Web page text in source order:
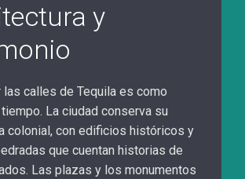
y
las calles de Tequila es como
La ciudad conserva su
colonial, con edificios históricos y
que cuentan historias de
Las plazas y los monumentos